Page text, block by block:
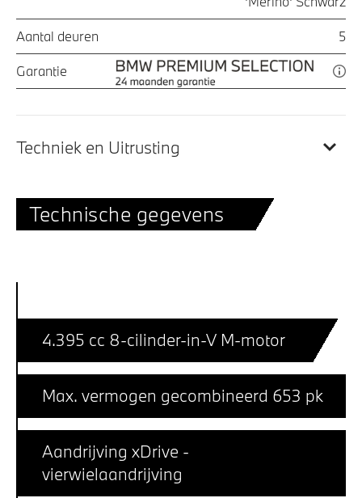
Aantal deuren 5
Garantie
Techniek en Uitrusting
Technische gegevens
4.395 cc 8-cilinder-in-V M-motor
Max. vermogen gecombineerd 653 pk
Aandrijving xDrive -
vierwielaandrijving